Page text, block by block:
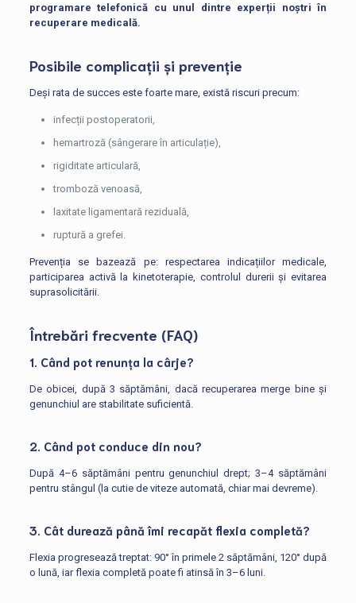
programare telefonică cu unul dintre experții noștri în
recuperare medicală.
Posibile complicații și prevenție
Deși rata de succes este foarte mare, există riscuri precum:
infecții postoperatorii,
hemartroză (sângerare în articulație),
rigiditate articulară,
tromboză venoasă,
laxitate ligamentară reziduală,
ruptură a grefei.
Prevenția se bazează pe: respectarea indicațiilor medicale,
participarea activă la kinetoterapie, controlul durerii și evitarea
suprasolicitării.
Întrebări frecvente (FAQ)
1. Când pot renunța la cârje?
De obicei, după 3 săptămâni, dacă recuperarea merge bine și
genunchiul are stabilitate suficientă.
2. Când pot conduce din nou?
După 4–6 săptămâni pentru genunchiul drept; 3–4 săptămâni
pentru stângul (la cutie de viteze automată, chiar mai devreme).
3. Cât durează până îmi recapăt flexia completă?
Flexia progresează treptat: 90° în primele 2 săptămâni, 120° după
o lună, iar flexia completă poate fi atinsă în 3–6 luni.